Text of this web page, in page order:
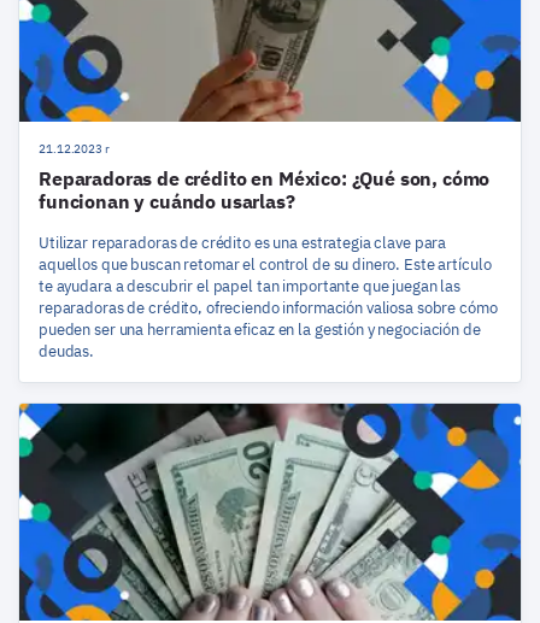
21.12.2023 r
Reparadoras de crédito en México: ¿Qué son, cómo
funcionan y cuándo usarlas?
Utilizar reparadoras de crédito es una estrategia clave para
aquellos que buscan retomar el control de su dinero. Este artículo
te ayudara a descubrir el papel tan importante que juegan las
reparadoras de crédito, ofreciendo información valiosa sobre cómo
pueden ser una herramienta eficaz en la gestión y negociación de
deudas.